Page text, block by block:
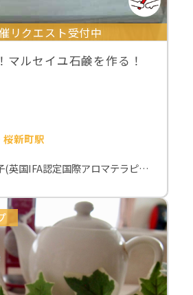
リクエスト受付中
マルセイユ石鹸を作る！
桜新町駅
中山久美子(英国IFA認定国際アロマテラピスト）